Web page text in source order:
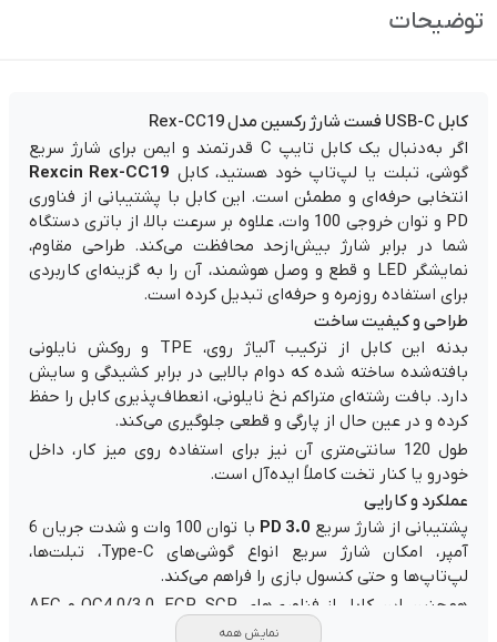
توضیحات
کابل USB-C فست شارژ رکسین مدل Rex-CC19
اگر به‌دنبال یک کابل تایپ C قدرتمند و ایمن برای شارژ سریع
گوشی، تبلت یا لپ‌تاپ خود هستید، کابل Rexcin Rex-CC19
انتخابی حرفه‌ای و مطمئن است. این کابل با پشتیبانی از فناوری
PD و توان خروجی 100 وات، علاوه بر سرعت بالا، از باتری دستگاه
شما در برابر شارژ بیش‌ازحد محافظت می‌کند. طراحی مقاوم،
نمایشگر LED و قطع و وصل هوشمند، آن را به گزینه‌ای کاربردی
برای استفاده روزمره و حرفه‌ای تبدیل کرده است.
طراحی و کیفیت ساخت
بدنه این کابل از ترکیب آلیاژ روی، TPE و روکش نایلونی
بافته‌شده ساخته شده که دوام بالایی در برابر کشیدگی و سایش
دارد. بافت رشته‌ای متراکم نخ نایلونی، انعطاف‌پذیری کابل را حفظ
کرده و در عین حال از پارگی و قطعی جلوگیری می‌کند.
طول 120 سانتی‌متری آن نیز برای استفاده روی میز کار، داخل
خودرو یا کنار تخت کاملاً ایده‌آل است.
عملکرد و کارایی
پشتیبانی از شارژ سریع PD 3.0
با توان 100 وات و شدت جریان 6
آمپر، امکان شارژ سریع انواع گوشی‌های Type-C، تبلت‌ها،
لپ‌تاپ‌ها و حتی کنسول بازی را فراهم می‌کند.
همچنین این کابل از فناوری‌های QC4.0/3.0، FCP، SCP و AFC
پشتیبانی می‌کند و به‌صورت هوشمند جریان مناسب هر دستگاه
نمایش همه